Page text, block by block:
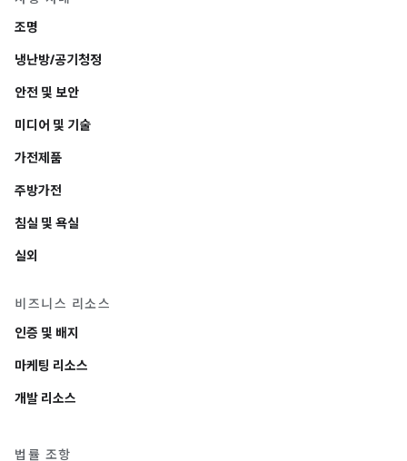
조명
냉난방/공기청정
안전 및 보안
미디어 및 기술
가전제품
주방가전
침실 및 욕실
실외
비즈니스 리소스
인증 및 배지
마케팅 리소스
개발 리소스
법률 조항